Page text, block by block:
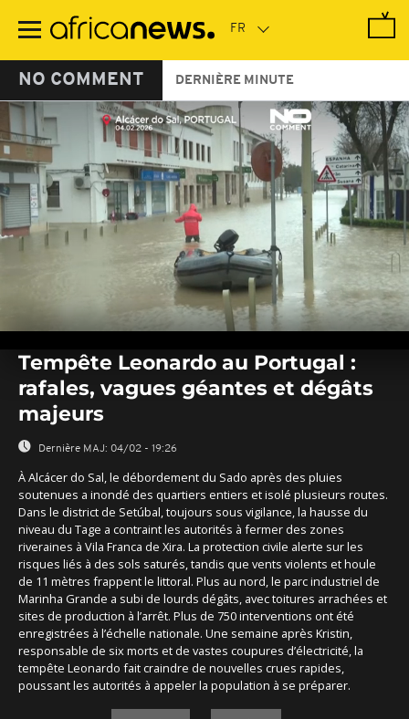
contenu
NO COMMENT DERNIÈRE MINUTE
seconds
seconds
Tempête Leonardo au Portugal :
rafales, vagues géantes et dégâts
majeurs
Dernière MAJ: 04/02 - 19:26
À Alcácer do Sal, le débordement du Sado après des pluies
soutenues a inondé des quartiers entiers et isolé plusieurs routes.
Dans le district de Setúbal, toujours sous vigilance, la hausse du
niveau du Tage a contraint les autorités à fermer des zones
riveraines à Vila Franca de Xira. La protection civile alerte sur les
risques liés à des sols saturés, tandis que vents violents et houle
de 11 mètres frappent le littoral. Plus au nord, le parc industriel de
Marinha Grande a subi de lourds dégâts, avec toitures arrachées et
sites de production à l’arrêt. Plus de 750 interventions ont été
enregistrées à l’échelle nationale. Une semaine après Kristin,
responsable de six morts et de vastes coupures d’électricité, la
tempête Leonardo fait craindre de nouvelles crues rapides,
poussant les autorités à appeler la population à se préparer.